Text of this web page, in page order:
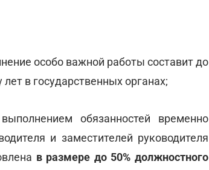
особо важной работы составит до
в государственных органах;
обязанностей временно
и заместителей руководителя
в размере до 50% должностного